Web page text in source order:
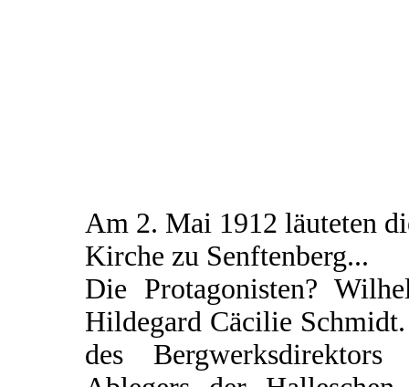
Am 2. Mai 1912 läuteten
Kirche zu Senftenberg...
Die Protagonisten?
Hildegard Cäcilie
des